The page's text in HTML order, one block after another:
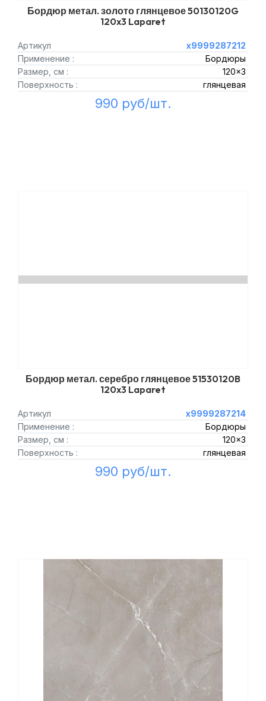
Бордюр метал. золото глянцевое 50130120G
120x3 Laparet
Артикул
х9999287212
Применение :
Бордюры
Размер, см :
120x3
Поверхность :
глянцевая
990 руб/шт.
Бордюр метал. серебро глянцевое 51530120B
120x3 Laparet
Артикул
х9999287214
Применение :
Бордюры
Размер, см :
120x3
Поверхность :
глянцевая
990 руб/шт.